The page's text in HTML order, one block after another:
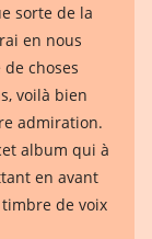
sorte de la
en nous
choses
voilà bien
admiration.
album qui à
en avant
de voix